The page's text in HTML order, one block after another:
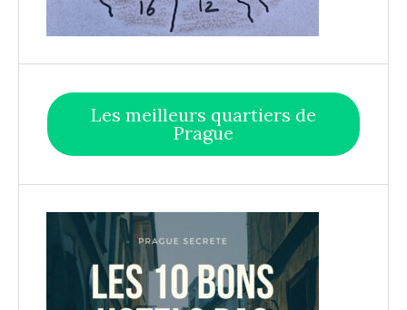
Les meilleurs quartiers de
Prague